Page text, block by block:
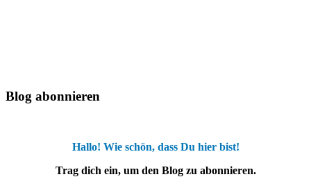
Blog abonnieren
Hallo! Wie schön, dass Du hier bist!
Trag dich ein, um den Blog zu abonnieren.